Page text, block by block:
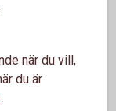
att aktivera
med Mobilt
när du vill,
du är
.